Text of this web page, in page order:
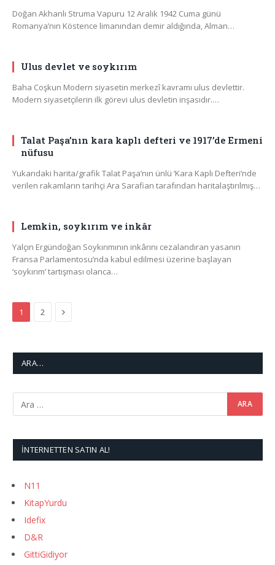
Doğan Akhanlı Struma Vapuru 12 Aralık 1942 Cuma günü
Romanya’nın Köstence limanından demir aldığında, Alman…
Ulus devlet ve soykırım
Baha Coşkun Modern siyasetin merkezî kavramı ulus devlettir.
Modern siyasetçilerin ilk görevi ulus devletin inşasıdır.…
Talat Paşa’nın kara kaplı defteri ve 1917’de Ermeni
nüfusu
Yukarıdaki harita/grafik Talat Paşa’nın ünlü ‘Kara Kaplı Defteri’nde
verilen rakamların tarihçi Ara Sarafian tarafından haritalaştırılmış…
Lemkin, soykırım ve inkâr
Yalçın Ergündoğan Soykırımının inkârını cezalandıran yasanın
Fransa Parlamentosu’nda kabul edilmesi üzerine başlayan
‘soykırım’ tartışması olanca…
1 2 Next
ARA…
İNTERNETTEN SATIN AL!
N11
KitapYurdu
Idefix
D&R
GittiGidiyor